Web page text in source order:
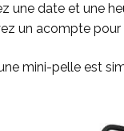
une date et une
un acompte
mini-pelle est